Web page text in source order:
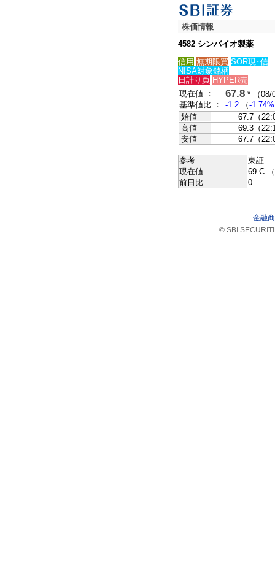
株価情報
4582 シンバイオ製薬
信用 無期限買 SOR現･信
NISA対象銘柄
日計り買 HYPER売
現在値 ：
67.8 * （08/
基準値比 ：
-1.2 （-1.74%
始値
67.7（
高値
69.3（
安値
67.7（
参考
東証
現在値
69 C
前日比
0
金融
© SBI